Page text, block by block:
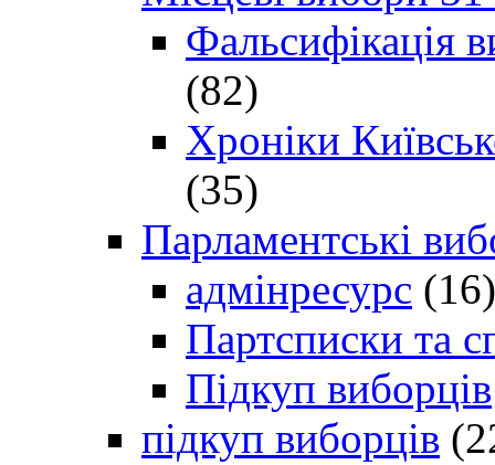
Фальсифікація
(82)
Хроніки
(35)
Парламентські
адмінресурс (16)
Партсписки та
Підкуп виборців
підкуп виборців